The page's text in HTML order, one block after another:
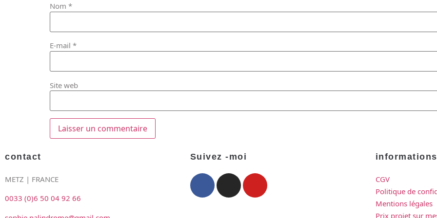
Nom *
E-mail *
Site web
contact
METZ | FRANCE
0033 (0)6 50 04 92 66
Suivez -moi informations
CGV
Politique de
Mentions légales
Prix projet sur